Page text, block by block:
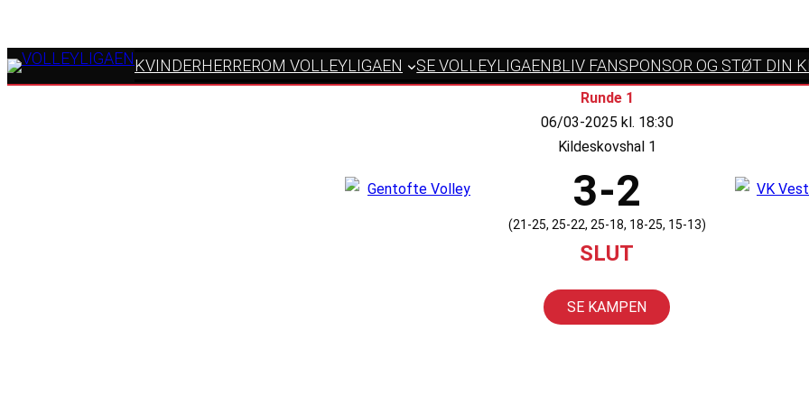
KVINDERHERREROM VOLLEYLIGAEN SE VOLLEYLIGAENBLIV FANSPONSOR OG STØT DIN
Runde 1
06/03-2025 kl. 18:30
Kildeskovshal 1
3-2
(21-25, 25-22, 25-18, 18-25, 15-13)
SLUT
SE KAMPEN